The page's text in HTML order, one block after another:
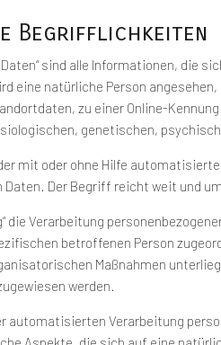
Begrifflichkeiten
Daten“ sind alle Informationen, die
eine natürliche Person
zu einer Online-
genetischen,
mit oder ohne Hilfe
Daten. Der Begriff reicht weit und
die Verarbeitung
betroffenen Person
Maßnahmen
werden.
automatisierten Verarbeitung